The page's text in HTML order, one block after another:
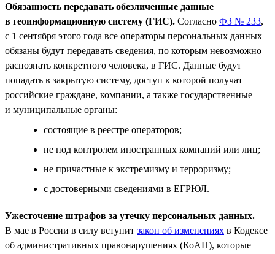
Обязанность передавать обезличенные данные
в геоинформационную систему (ГИС). Согласно ФЗ № 233,
c 1 сентября этого года все операторы персональных данных
обязаны будут передавать сведения, по которым невозможно
распознать конкретного человека, в ГИС. Данные будут
попадать в закрытую систему, доступ к которой получат
российские граждане, компании, а также государственные
и муниципальные органы:
состоящие в реестре операторов;
не под контролем иностранных компаний или лиц;
не причастные к экстремизму и терроризму;
с достоверными сведениями в ЕГРЮЛ.
Ужесточение штрафов за утечку персональных данных.
В мае в России в силу вступит закон об изменениях в Кодексе
об административных правонарушениях (КоАП), которые